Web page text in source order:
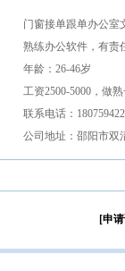
门窗接单跟单办公室
熟练办公软件，有责
年龄：26-46岁
工资2500-5000，做
联系电话：
公司地址：邵阳市双
[申